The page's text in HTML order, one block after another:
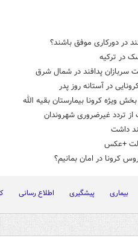
در دورکاری موفق باشند؟
در ترکیه
سربازان پدافند در شمال شرق
در آستانه روز پدر
ویژه کرونا بیمارستان بقیه الله
از تردد غیرضروری شهروندان
داشت
کرونا در امان بمانیم؟
بیماری پیشگیری اطلاع رسانی